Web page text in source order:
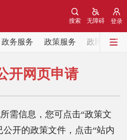
登录
无障碍
搜索
政务服务 政策服务 政民互动
国务院信息 中央部委动态
会议信息 部门动态
开网页申请
信息，您可点击“政策文
公开的政策文件，点击“站内